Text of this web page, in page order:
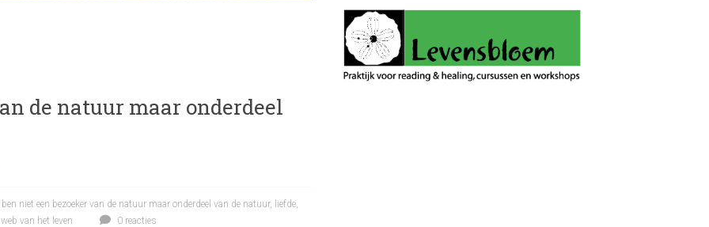
de natuur maar onderdeel
ben niet een bezoeker van de natuur maar onderdeel van de natuur, liefde,
web van het leven 0 reacties